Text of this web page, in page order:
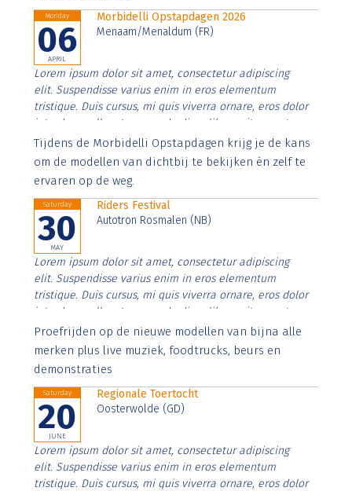
Monday
06
APRIL
Morbidelli Opstapdagen 2026
Menaam/Menaldum (FR)
Lorem ipsum dolor sit amet, consectetur adipiscing
elit. Suspendisse varius enim in eros elementum
tristique. Duis cursus, mi quis viverra ornare, eros dolor
interdum nulla, ut commodo diam libero vitae erat.
Aenean faucibus nibh et justo cursus id rutrum lorem
imperdiet. Nunc ut sem vitae risus tristique posuere.
Tijdens de Morbidelli Opstapdagen krijg je de kans
om de modellen van dichtbij te bekijken én zelf te
ervaren op de weg.
Saturday
30
MAY
Riders Festival
Autotron Rosmalen (NB)
Lorem ipsum dolor sit amet, consectetur adipiscing
elit. Suspendisse varius enim in eros elementum
tristique. Duis cursus, mi quis viverra ornare, eros dolor
interdum nulla, ut commodo diam libero vitae erat.
Aenean faucibus nibh et justo cursus id rutrum lorem
imperdiet. Nunc ut sem vitae risus tristique posuere.
Proefrijden op de nieuwe modellen van bijna alle
merken plus live muziek, foodtrucks, beurs en
demonstraties
Saturday
20
JUNE
Regionale Toertocht
Oosterwolde (GD)
Lorem ipsum dolor sit amet, consectetur adipiscing
elit. Suspendisse varius enim in eros elementum
tristique. Duis cursus, mi quis viverra ornare, eros dolor